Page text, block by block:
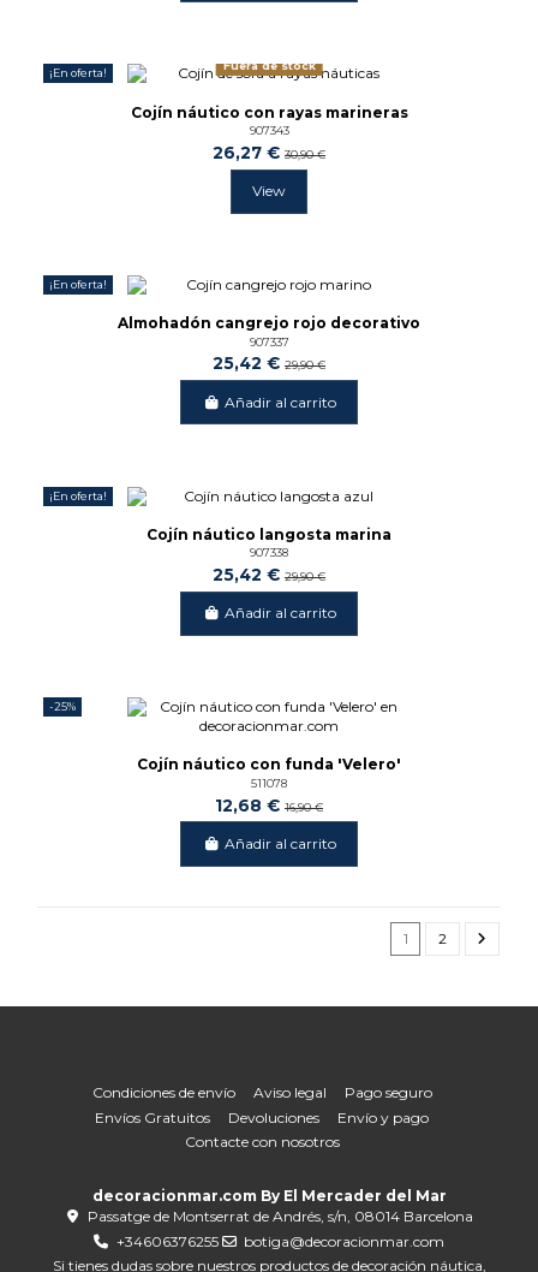
¡En oferta!
Fuera de stock
Cojín náutico con rayas marineras
907343
26,27 € 30,90 €
View
¡En oferta!
Almohadón cangrejo rojo decorativo
907337
25,42 € 29,90 €
Añadir al carrito
¡En oferta!
Cojín náutico langosta marina
907338
25,42 € 29,90 €
Añadir al carrito
-25%
Cojín náutico con funda 'Velero'
511078
12,68 € 16,90 €
Añadir al carrito
1 2
Condiciones de envío Aviso legal
Pago seguro
Envíos Gratuitos
Devoluciones
Envío y pago
Contacte con nosotros
decoracionmar.com By El Mercader del Mar
Passatge de Montserrat de Andrés, s/n, 08014 Barcelona
+34606376255
botiga@decoracionmar.com
Si tienes dudas sobre nuestros productos de decoración náutica,